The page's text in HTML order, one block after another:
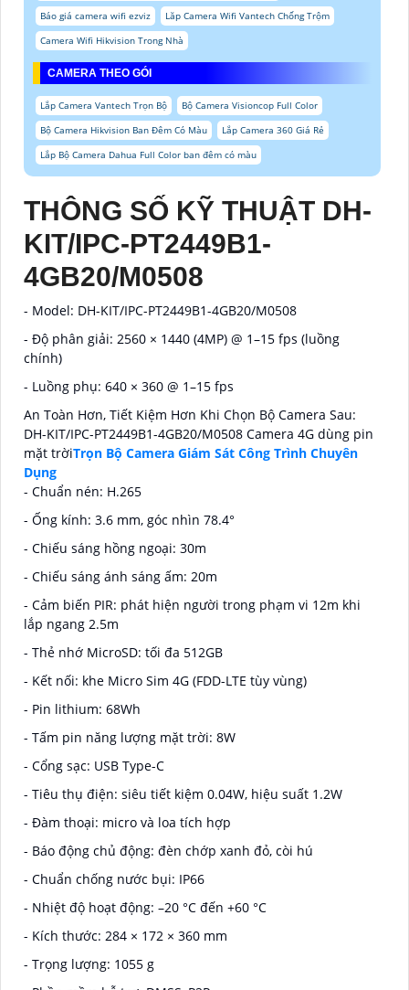
Báo giá camera wifi ezviz
Lăp Camera Wifi Vantech Chống Trộm
Camera Wifi Hikvision Trong Nhà
CAMERA THEO GÓI
Lắp Camera Vantech Trọn Bộ
Bộ Camera Visioncop Full Color
Bộ Camera Hikvision Ban Đêm Có Màu
Lắp Camera 360 Giá Rẻ
Lắp Bộ Camera Dahua Full Color ban đêm có màu
THÔNG SỐ KỸ THUẬT DH-
KIT/IPC-PT2449B1-
4GB20/M0508
- Model: DH-KIT/IPC-PT2449B1-4GB20/M0508
- Độ phân giải: 2560 × 1440 (4MP) @ 1–15 fps (luồng
chính)
- Luồng phụ: 640 × 360 @ 1–15 fps
An Toàn Hơn, Tiết Kiệm Hơn Khi Chọn Bộ Camera Sau:
DH-KIT/IPC-PT2449B1-4GB20/M0508 Camera 4G dùng pin
mặt trờiTrọn Bộ Camera Giám Sát Công Trình Chuyên
Dụng
- Chuẩn nén: H.265
- Ống kính: 3.6 mm, góc nhìn 78.4°
- Chiếu sáng hồng ngoại: 30m
- Chiếu sáng ánh sáng ấm: 20m
- Cảm biến PIR: phát hiện người trong phạm vi 12m khi
lắp ngang 2.5m
- Thẻ nhớ MicroSD: tối đa 512GB
- Kết nối: khe Micro Sim 4G (FDD-LTE tùy vùng)
- Pin lithium: 68Wh
- Tấm pin năng lượng mặt trời: 8W
- Cổng sạc: USB Type-C
- Tiêu thụ điện: siêu tiết kiệm 0.04W, hiệu suất 1.2W
- Đàm thoại: micro và loa tích hợp
- Báo động chủ động: đèn chớp xanh đỏ, còi hú
- Chuẩn chống nước bụi: IP66
- Nhiệt độ hoạt động: –20 °C đến +60 °C
- Kích thước: 284 × 172 × 360 mm
- Trọng lượng: 1055 g